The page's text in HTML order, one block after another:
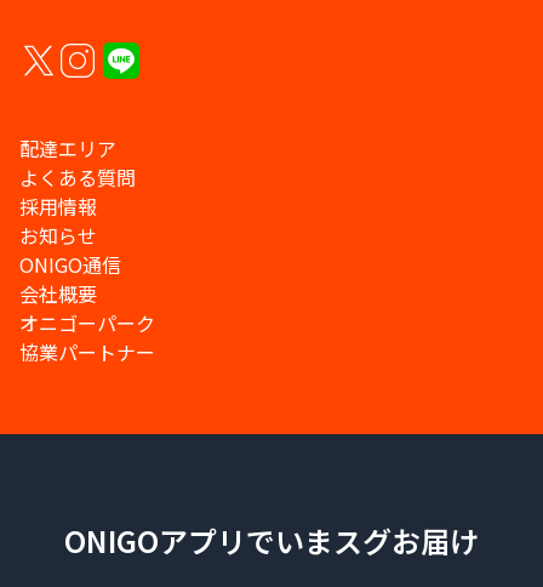
配達エリア
よくある質問
採用情報
お知らせ
ONIGO通信
会社概要
オニゴーパーク
協業パートナー
ONIGOアプリでいまスグお届け